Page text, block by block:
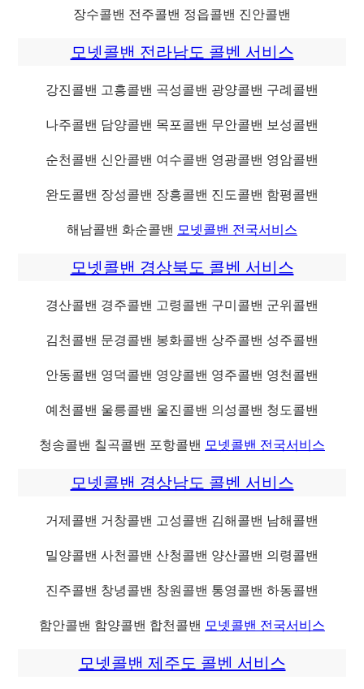
장수콜밴 전주콜밴 정읍콜밴 진안콜밴
모넷콜밴 전라남도 콜벤 서비스
강진콜밴 고흥콜밴 곡성콜밴 광양콜밴 구례콜밴
나주콜밴 담양콜밴 목포콜밴 무안콜밴 보성콜밴
순천콜밴 신안콜밴 여수콜밴 영광콜밴 영암콜밴
완도콜밴 장성콜밴 장흥콜밴 진도콜밴 함평콜밴
해남콜밴 화순콜밴 모넷콜밴 전국서비스
모넷콜밴 경상북도 콜벤 서비스
경산콜밴 경주콜밴 고령콜밴 구미콜밴 군위콜밴
김천콜밴 문경콜밴 봉화콜밴 상주콜밴 성주콜밴
안동콜밴 영덕콜밴 영양콜밴 영주콜밴 영천콜밴
예천콜밴 울릉콜밴 울진콜밴 의성콜밴 청도콜밴
청송콜밴 칠곡콜밴 포항콜밴 모넷콜밴 전국서비스
모넷콜밴 경상남도 콜벤 서비스
거제콜밴 거창콜밴 고성콜밴 김해콜밴 남해콜밴
밀양콜밴 사천콜밴 산청콜밴 양산콜밴 의령콜밴
진주콜밴 창녕콜밴 창원콜밴 통영콜밴 하동콜밴
함안콜밴 함양콜밴 합천콜밴 모넷콜밴 전국서비스
모넷콜밴 제주도 콜벤 서비스